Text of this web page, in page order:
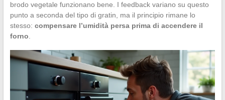
brodo vegetale funzionano bene. I feedback variano su questo
punto a seconda del tipo di gratin, ma il principio rimane lo
stesso: compensare l’umidità persa prima di accendere il
forno